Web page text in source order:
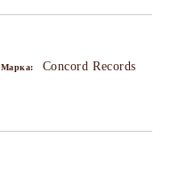
Марка: Concord Records